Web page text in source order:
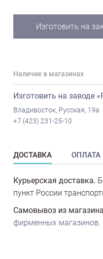
Изготовить на
Наличие в магазинах
Изготовить на заводе
Владивосток, Русская, 19а
+7 (423) 231-25-10
ДОСТАВКА ОПЛАТА
Курьерская доставка.
пункт России
Самовывоз из
фирменных магазинов.